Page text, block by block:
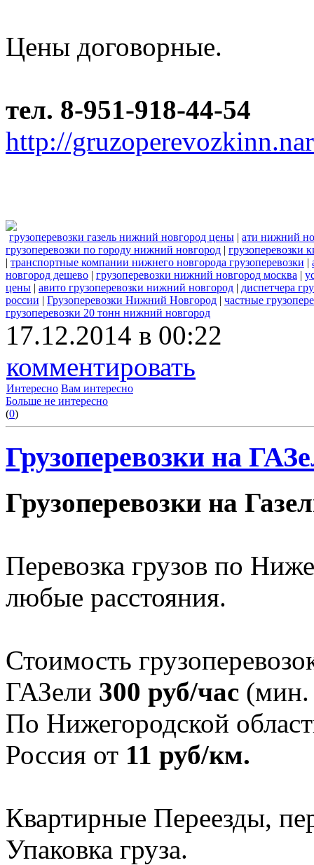
Цены договорные.
тел. 8-951-918-44-54
http://
грузоперевозки газель нижний новгород цены | ати нижний
грузоперевозки по городу нижний новгород | грузоперевозки
| транспортные компании нижнего новгорода грузоперевозки |
новгород дешево | грузоперевозки нижний новгород москва |
цены | авито грузоперевозки нижний новгород | диспетчера
россии | Грузоперевозки Нижний Новгород | частные
грузоперевозки 20 тонн нижний новгород
17.12.2014 в 00:22
комментировать
Интересно Вам интересно
Больше не интересно
(0)
Грузоперевозки на
Грузоперевозки на
Перевозка грузов по
любые расстояния.
Стоимость
ГАЗели 300 руб/час (мин.
По Нижегородской
Россия от 11 руб/км.
Квартирные Переезды,
Упаковка груза.